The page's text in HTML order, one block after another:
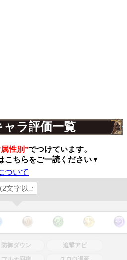
ャラ評価一覧
属性別”でつけています。
こちらをご一読ください▼
ついて
防御ダウン
追撃アビ